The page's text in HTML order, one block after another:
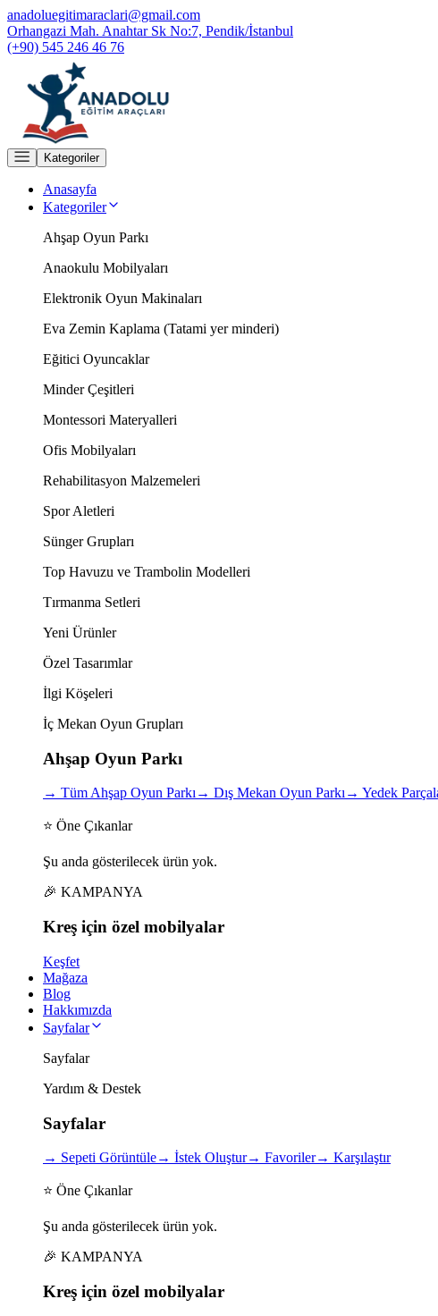
anadoluegitimaraclari@gmail.com
Orhangazi Mah. Anahtar Sk No:7, Pendik/İstanbul
(+90) 545 246 46 76
Kategoriler
Anasayfa
Kategoriler
Ahşap Oyun Parkı
Anaokulu Mobilyaları
Elektronik Oyun Makinaları
Eva Zemin Kaplama (Tatami yer minderi)
Eğitici Oyuncaklar
Minder Çeşitleri
Montessori Materyalleri
Ofis Mobilyaları
Rehabilitasyon Malzemeleri
Spor Aletleri
Sünger Grupları
Top Havuzu ve Trambolin Modelleri
Tırmanma Setleri
Yeni Ürünler
Özel Tasarımlar
İlgi Köşeleri
İç Mekan Oyun Grupları
Ahşap Oyun Parkı
→ Tüm Ahşap Oyun Parkı→ Dış Mekan Oyun Parkı→ Yedek
⭐ Öne Çıkanlar
Şu anda gösterilecek ürün yok.
🎉 KAMPANYA
Kreş için özel mobilyalar
Keşfet
Mağaza
Blog
Hakkımızda
Sayfalar
Sayfalar
Yardım & Destek
Sayfalar
→ Sepeti Görüntüle→ İstek Oluştur→ Favoriler→ Karşılaştır
⭐ Öne Çıkanlar
Şu anda gösterilecek ürün yok.
🎉 KAMPANYA
Kreş için özel mobilyalar